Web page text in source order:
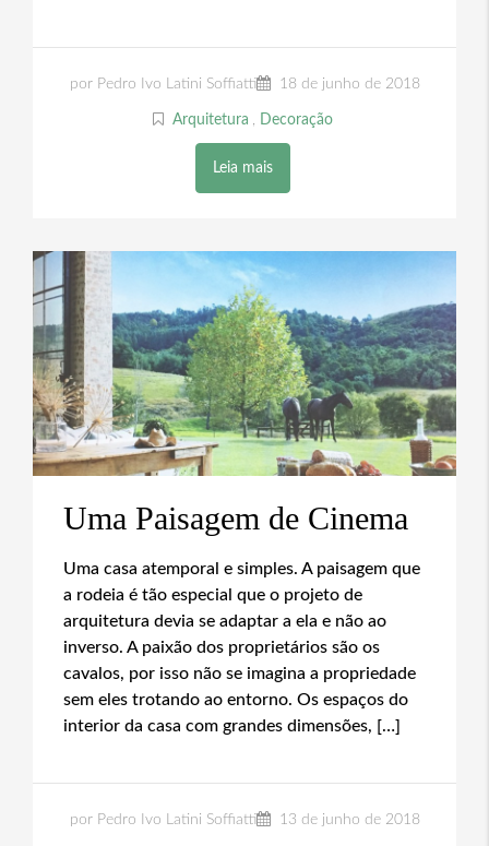
por Pedro Ivo Latini Soffiatti 18 de junho de 2018
Arquitetura , Decoração
Leia mais
Uma Paisagem de Cinema
Uma casa atemporal e simples. A paisagem que
a rodeia é tão especial que o projeto de
arquitetura devia se adaptar a ela e não ao
inverso. A paixão dos proprietários são os
cavalos, por isso não se imagina a propriedade
sem eles trotando ao entorno. Os espaços do
interior da casa com grandes dimensões, […]
por Pedro Ivo Latini Soffiatti 13 de junho de 2018